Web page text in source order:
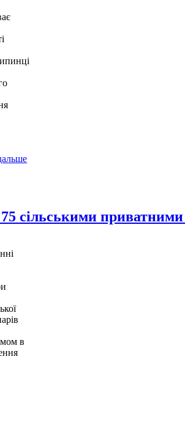
сільськими
в